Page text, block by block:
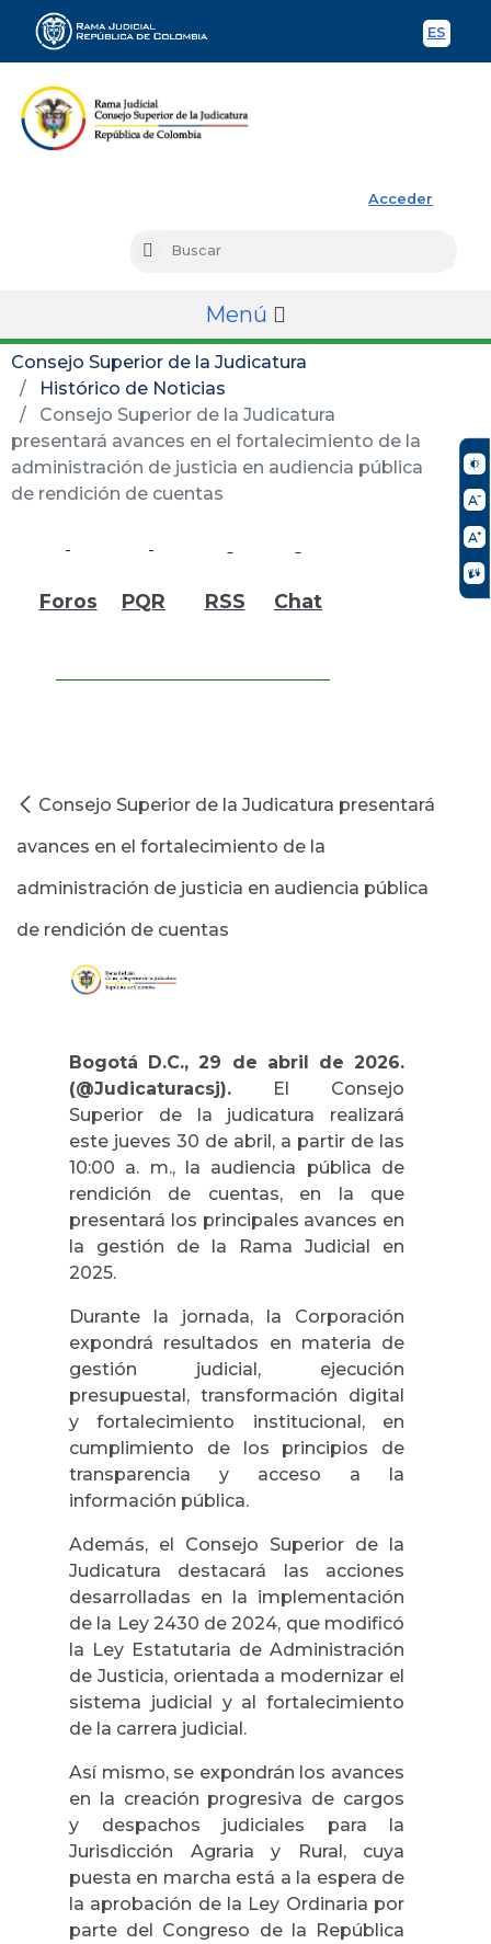
ES
Acceder
Buscar
Menú
Consejo Superior de la Judicatura
Histórico de Noticias
Consejo Superior de la Judicatura
presentará avances en el fortalecimiento de la
administración de justicia en audiencia pública
de rendición de cuentas
Foros PQR RSS Chat
Consejo Superior de la Judicatura presentará
avances en el fortalecimiento de la
administración de justicia en audiencia pública
de rendición de cuentas
Bogotá D.C., 29 de abril de 2026.
(@Judicaturacsj). El Consejo
Superior de la judicatura realizará
este jueves 30 de abril, a partir de las
10:00 a. m., la audiencia pública de
rendición de cuentas, en la que
presentará los principales avances en
la gestión de la Rama Judicial en
2025.
Durante la jornada, la Corporación
expondrá resultados en materia de
gestión judicial, ejecución
presupuestal, transformación digital
y fortalecimiento institucional, en
cumplimiento de los principios de
transparencia y acceso a la
información pública.
Además, el Consejo Superior de la
Judicatura destacará las acciones
desarrolladas en la implementación
de la Ley 2430 de 2024, que modificó
la Ley Estatutaria de Administración
de Justicia, orientada a modernizar el
sistema judicial y al fortalecimiento
de la carrera judicial.
Así mismo, se expondrán los avances
en la creación progresiva de cargos
y despachos judiciales para la
Jurisdicción Agraria y Rural, cuya
puesta en marcha está a la espera de
la aprobación de la Ley Ordinaria por
parte del Congreso de la República